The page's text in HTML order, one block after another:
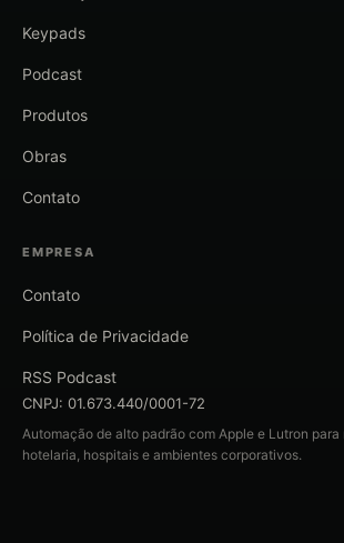
Keypads
Podcast
Produtos
Obras
Contato
EMPRESA
Contato
Política de Privacidade
RSS Podcast
CNPJ: 01.673.440/0001-72
Automação de alto padrão com Apple e Lutron para
hotelaria, hospitais e ambientes corporativos.